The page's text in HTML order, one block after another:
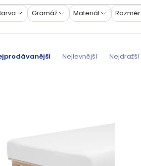
Nejlevnější Nejdražší
Gramáž Materiál Rozměr